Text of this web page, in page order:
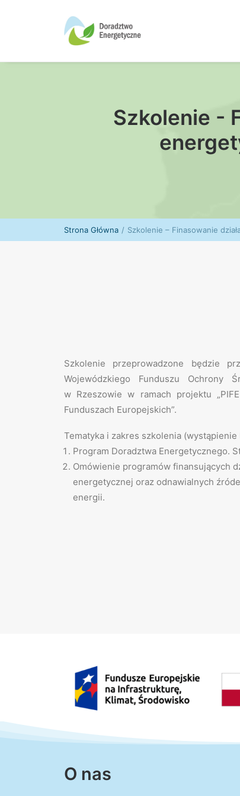
Szkolenie -
Strona Główna Szkolenie – Finasowanie
Szkolenie przeprowadzone będzie
Wojewódzkiego Funduszu Ochrony
w Rzeszowie w ramach projektu
Funduszach Europejskich”.
Tematyka i zakres szkolenia (wystąpienie
Program Doradztwa Energetycznego.
Omówienie programów finansujących
energetycznej oraz odnawialnych
O nas